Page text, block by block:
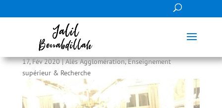
Fier de mon école, de notre École des Mines !
17, Fév 2020|Alès Agglomération,Enseignement
supérieur & Recherche